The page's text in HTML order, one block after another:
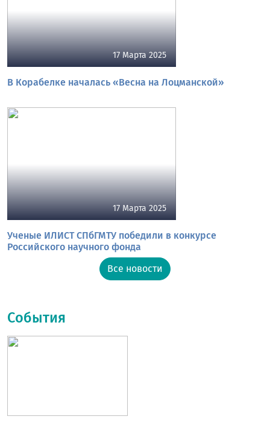
17 Марта 2025
В Корабелке началась «Весна на Лоцманской»
17 Марта 2025
Ученые ИЛИСТ СПбГМТУ победили в конкурсе
Российского научного фонда
Все новости
События